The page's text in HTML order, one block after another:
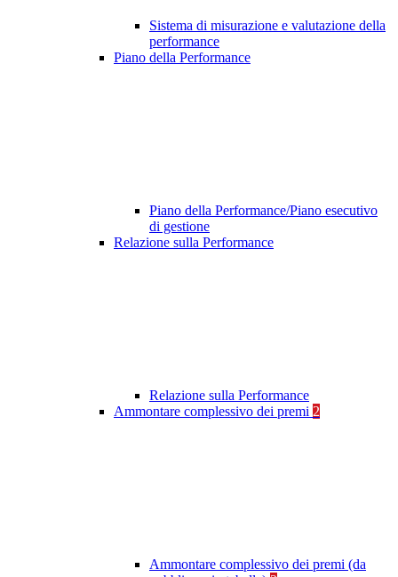
Sistema di misurazione e valutazione della
performance
Piano della Performance
Piano della Performance/Piano esecutivo
di gestione
Relazione sulla Performance
Relazione sulla Performance
Ammontare complessivo dei premi 2
Ammontare complessivo dei premi (da